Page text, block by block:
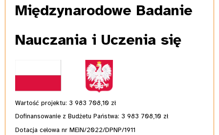
Międzynarodowe Badanie
Nauczania i Uczenia się
Wartość projektu: 3 983 708,10 zł
Dofinansowanie z Budżetu Państwa: 3 983 708,10 zł
Dotacja celowa nr MEiN/2022/DPNP/1911